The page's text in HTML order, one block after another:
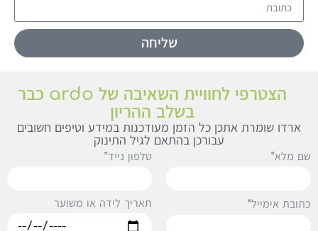
שליחה
הצטרפי לחוויית השאיבה של ardo כבר
בשלב ההריון
ארדו שומרת אתכן כל הזמן מעודכנות במידע וטיפים חשובים
עבורכן בהתאם לגיל התינוק
שם מלא* טלפון נייד*
כתובת אימייל* תאריך לידה או משוער